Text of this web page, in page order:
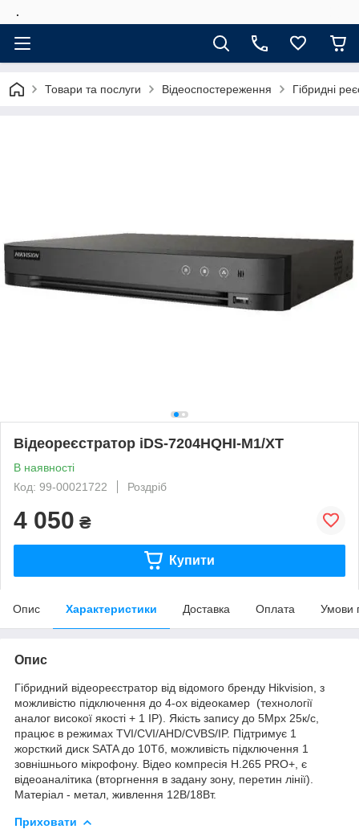
.
Товари та послуги Відеоспостереження Гібридні
Відеореєстратор iDS-7204HQHI-M1/XT
В наявності
Код: 99-00021722
Роздріб
4 050 ₴
Купити
Опис Характеристики Доставка Оплата Умови
Опис
Гібридний відеореєстратор від відомого бренду Hikvision, з
можливістю підключення до 4-ох відеокамер (технології
аналог високої якості + 1 ІР). Якість запису до 5Мрх 25к/с,
працює в режимах TVI/CVI/AHD/CVBS/IP. Підтримує 1
жорсткий диск SATA до 10Тб, можливість підключення 1
зовнішнього мікрофону. Відео компресія Н.265 PRO+, є
відеоаналітика (вторгнення в задану зону, перетин лінії).
Матеріал - метал, живлення 12В/18Вт.
Приховати